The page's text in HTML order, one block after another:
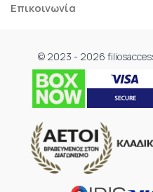
Επικοινωνία
© 2023 - 2026